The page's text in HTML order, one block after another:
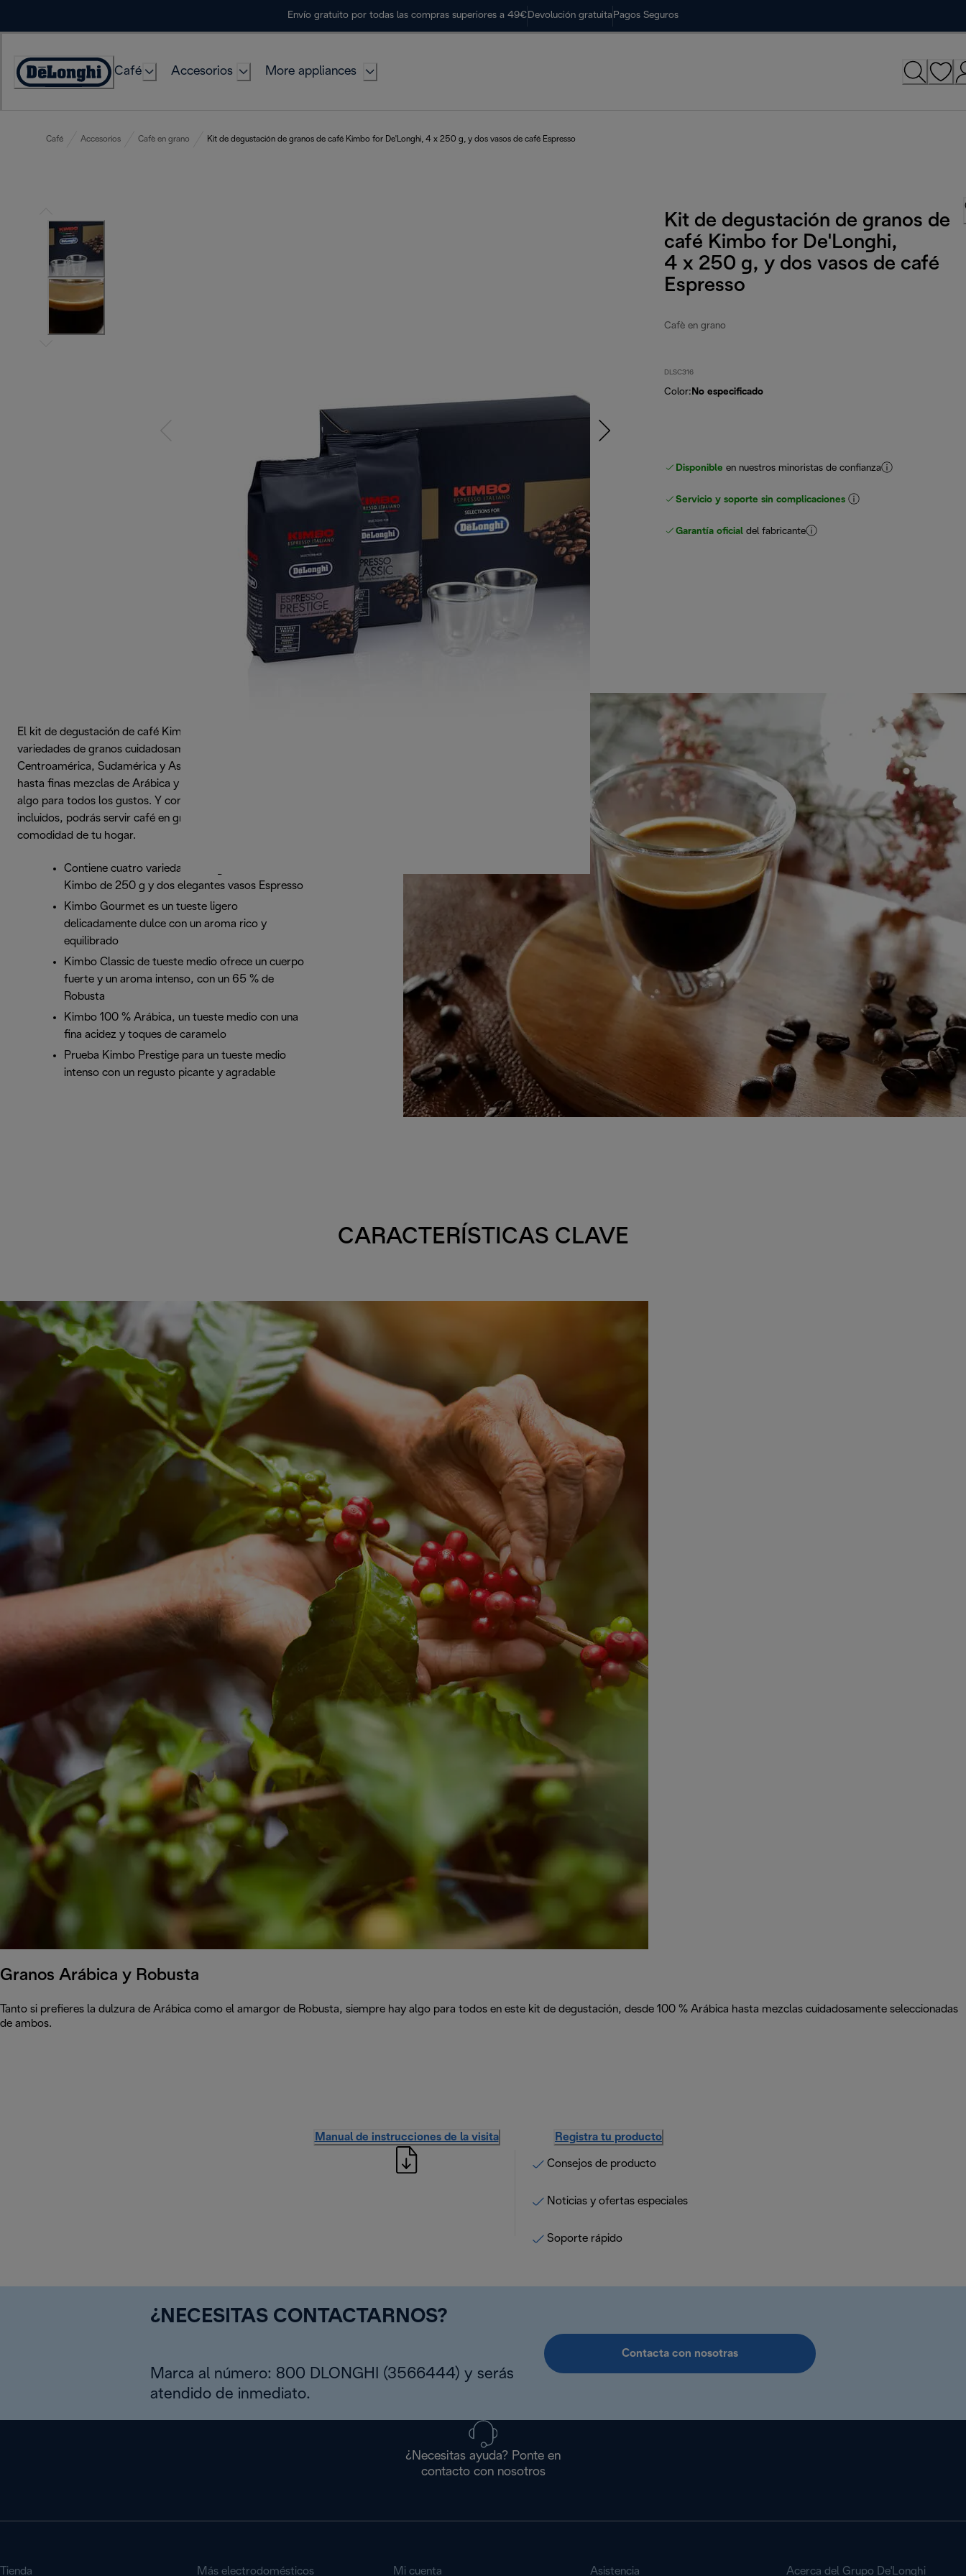
Envío gratuito por todas las compras superiores a 49€ Devolución gratuita Pagos Seguros
Accessibility
Café Accesorios More appliances
Café Accesorios Cafè en grano Kit de degustación de granos de café Kimbo for De'Longhi, 4 x 250 g, y dos vasos de café Espresso
Kit de degustación de granos de
café Kimbo for De'Longhi,
4 x 250 g, y dos vasos de café
Espresso
Cafè en grano
DLSC316
Color: No especificado
Disponible en nuestros minoristas de confianza
Servicio y soporte sin complicaciones
Garantía oficial del fabricante
El kit de degustación de café Kimbo for De'Longhi incluye
variedades de granos cuidadosamente seleccionadas de
Centroamérica, Sudamérica y Asia. Desde 100 % Arábica
hasta finas mezclas de Arábica y Robusta, siempre hay
algo para todos los gustos. Y con los dos vasos Espresso
incluidos, podrás servir café en grano con estilo desde la
comodidad de tu hogar.
Contiene cuatro variedades de granos de café
Kimbo de 250 g y dos elegantes vasos Espresso
Kimbo Gourmet es un tueste ligero
delicadamente dulce con un aroma rico y
equilibrado
Kimbo Classic de tueste medio ofrece un cuerpo
fuerte y un aroma intenso, con un 65 % de
Robusta
Kimbo 100 % Arábica, un tueste medio con una
fina acidez y toques de caramelo
Prueba Kimbo Prestige para un tueste medio
intenso con un regusto picante y agradable
CARACTERÍSTICAS CLAVE
Granos Arábica y Robusta
Tanto si prefieres la dulzura de Arábica como el amargor de Robusta, siempre hay algo para todos en este kit de degustación, desde 100 % Arábica hasta mezclas cuidadosamente seleccionadas
de ambos.
Manual de instrucciones de la visita Registra tu producto
Consejos de producto
Noticias y ofertas especiales
Soporte rápido
¿NECESITAS CONTACTARNOS?
Marca al número: 800 DLONGHI (3566444) y serás
atendido de inmediato.
Contacta con nosotras
¿Necesitas ayuda? Ponte en
contacto con nosotros
Tienda Más electrodomésticos Mi cuenta Asistencia Acerca del Grupo De'Longhi